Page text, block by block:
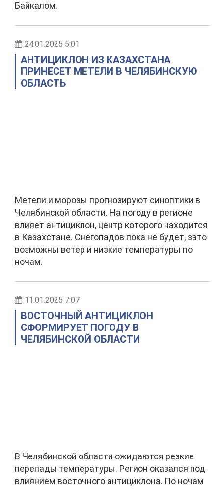
Байкалом.
24.01.2025 5:01
АНТИЦИКЛОН ИЗ КАЗАХСТАНА
ПРИНЕСЕТ МЕТЕЛИ В ЧЕЛЯБИНСКУЮ
ОБЛАСТЬ
Метели и морозы прогнозируют синоптики в
Челябинской области. На погоду в регионе
влияет антициклон, центр которого находится
в Казахстане. Снегопадов пока не будет, зато
возможны ветер и низкие температуры по
ночам.
11.01.2025 7:07
ВОСТОЧНЫЙ АНТИЦИКЛОН
СФОРМИРУЕТ ПОГОДУ В
ЧЕЛЯБИНСКОЙ ОБЛАСТИ
В Челябинской области ожидаются резкие
перепады температуры. Регион оказался под
влиянием восточного антициклона. По ночам